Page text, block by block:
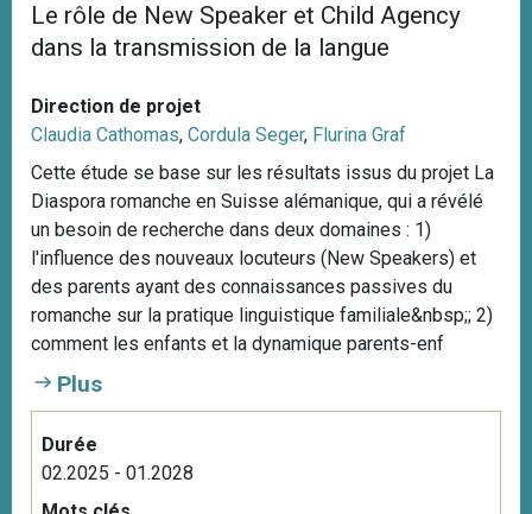
Le rôle de New Speaker et Child Agency
dans la transmission de la langue
Direction de projet
Claudia Cathomas, Cordula Seger, Flurina Graf
Cette étude se base sur les résultats issus du projet La
Diaspora romanche en Suisse alémanique, qui a révélé
un besoin de recherche dans deux domaines : 1)
l'influence des nouveaux locuteurs (New Speakers) et
des parents ayant des connaissances passives du
romanche sur la pratique linguistique familiale&nbsp;; 2)
comment les enfants et la dynamique parents-enf
Plus
Durée
02.2025 - 01.2028